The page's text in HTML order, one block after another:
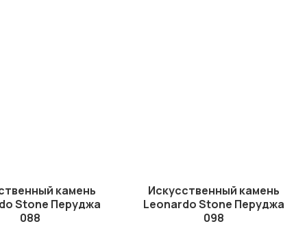
камень
Stone Перуджа
088
Искусственный камень
Leonardo Stone Перуджа
098